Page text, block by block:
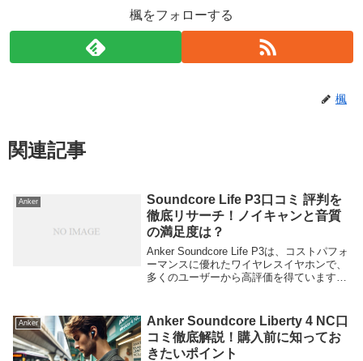
楓をフォローする
楓
関連記事
Anker
Soundcore Life P3口コミ 評判を
徹底リサーチ！ノイキャンと音質
の満足度は？
Anker Soundcore Life P3は、コストパフォ
ーマンスに優れたワイヤレスイヤホンで、
多くのユーザーから高評価を得ています。
数寄せられています。以下に...
Anker
Anker Soundcore Liberty 4 NC口
コミ徹底解説！購入前に知ってお
きたいポイント